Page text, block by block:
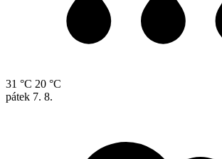
31 °C 20 °C
pátek 7. 8.